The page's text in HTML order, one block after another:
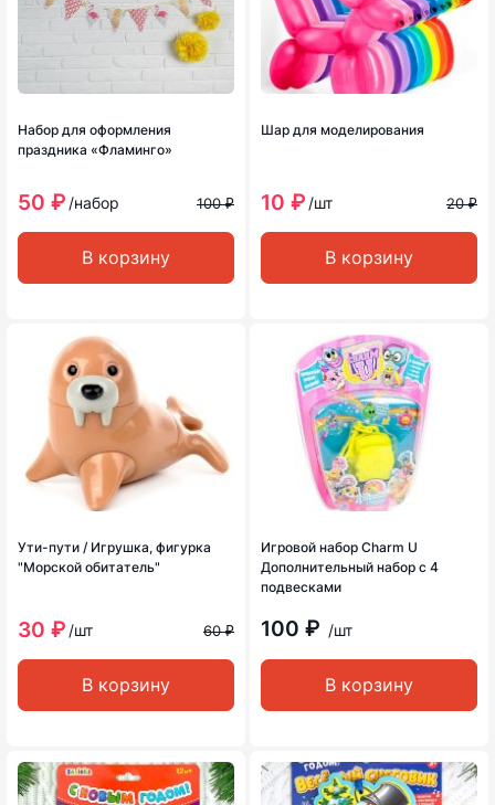
Набор для оформления
праздника «Фламинго»
50 ₽ /набор 100 ₽
В корзину
Шар для моделирования
10 ₽ /шт 20 ₽
В корзину
Ути-пути / Игрушка, фигурка
"Морской обитатель"
30 ₽ /шт 60 ₽
В корзину
Игровой набор Charm U
Дополнительный набор с 4
подвесками
100 ₽ /шт
В корзину